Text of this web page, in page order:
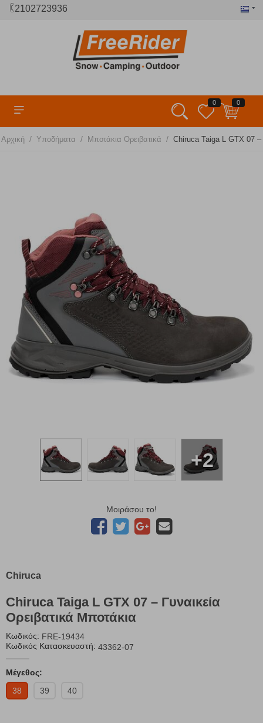
2102723936
0 0
Αρχική / Υποδήματα / Μποτάκια Ορειβατικά / Chiruca Taiga L GTX 07 –
+2
Μοιράσου το!
Chiruca
Chiruca Taiga L GTX 07 – Γυναικεία
Ορειβατικά Μποτάκια
Κωδικός: FRE-19434
Κωδικός Κατασκευαστή: 43362-07
Μέγεθος:
38
39 40